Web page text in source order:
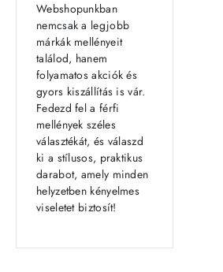
Webshopunkban
nemcsak a legjobb
márkák mellényeit
találod, hanem
folyamatos akciók és
gyors kiszállítás is vár.
Fedezd fel a férfi
mellények széles
választékát, és válaszd
ki a stílusos, praktikus
darabot, amely minden
helyzetben kényelmes
viseletet biztosít!